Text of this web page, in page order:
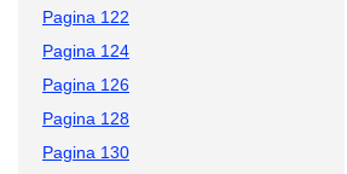
Pagina 122
Pagina 124
Pagina 126
Pagina 128
Pagina 130